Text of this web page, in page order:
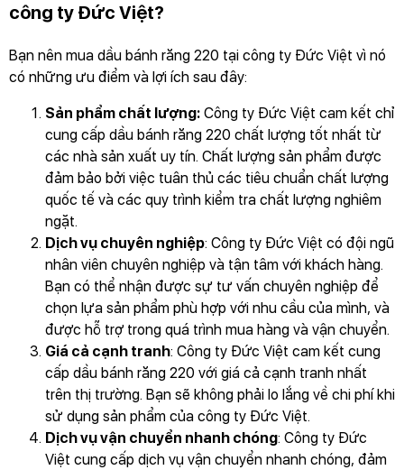
công ty Đức Việt?
Bạn nên mua dầu bánh răng 220 tại công ty Đức Việt vì nó
có những ưu điểm và lợi ích sau đây:
Sản phẩm chất lượng: Công ty Đức Việt cam kết chỉ
cung cấp dầu bánh răng 220 chất lượng tốt nhất từ
các nhà sản xuất uy tín. Chất lượng sản phẩm được
đảm bảo bởi việc tuân thủ các tiêu chuẩn chất lượng
quốc tế và các quy trình kiểm tra chất lượng nghiêm
ngặt.
Dịch vụ chuyên nghiệp: Công ty Đức Việt có đội ngũ
nhân viên chuyên nghiệp và tận tâm với khách hàng.
Bạn có thể nhận được sự tư vấn chuyên nghiệp để
chọn lựa sản phẩm phù hợp với nhu cầu của mình, và
được hỗ trợ trong quá trình mua hàng và vận chuyển.
Giá cả cạnh tranh: Công ty Đức Việt cam kết cung
cấp dầu bánh răng 220 với giá cả cạnh tranh nhất
trên thị trường. Bạn sẽ không phải lo lắng về chi phí khi
sử dụng sản phẩm của công ty Đức Việt.
Dịch vụ vận chuyển nhanh chóng: Công ty Đức
Việt cung cấp dịch vụ vận chuyển nhanh chóng, đảm